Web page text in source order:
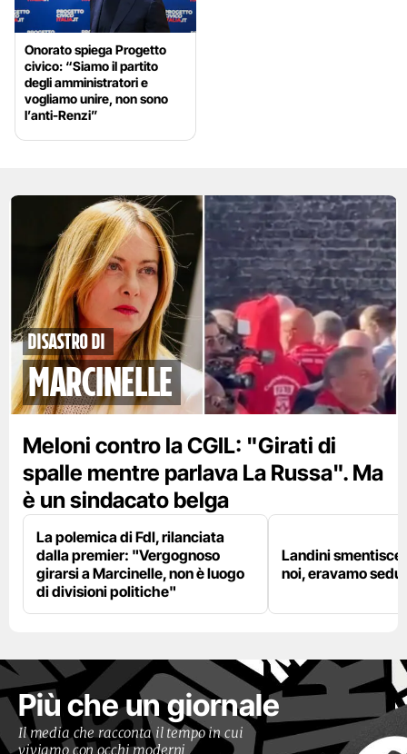
Onorato spiega Progetto
civico: “Siamo il partito
degli amministratori e
vogliamo unire, non sono
l’anti-Renzi”
disastro di
marcinelle
Meloni contro la CGIL: "Girati di
spalle mentre parlava La Russa". Ma
è un sindacato belga
La polemica di FdI, rilanciata
dalla premier: "Vergognoso
girarsi a Marcinelle, non è luogo
di divisioni politiche"
Landini
noi, eravamo
Più che un giornale
Il media che racconta il tempo in cui
viviamo con occhi moderni